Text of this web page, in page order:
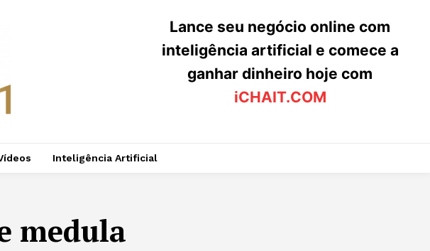
Lance seu negócio online com
inteligência artificial e comece a
ganhar dinheiro hoje com
iCHAIT.COM
Inteligência Artificial
medula